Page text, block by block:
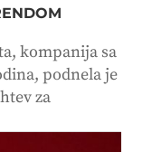
kompanija sa
podnela je
za